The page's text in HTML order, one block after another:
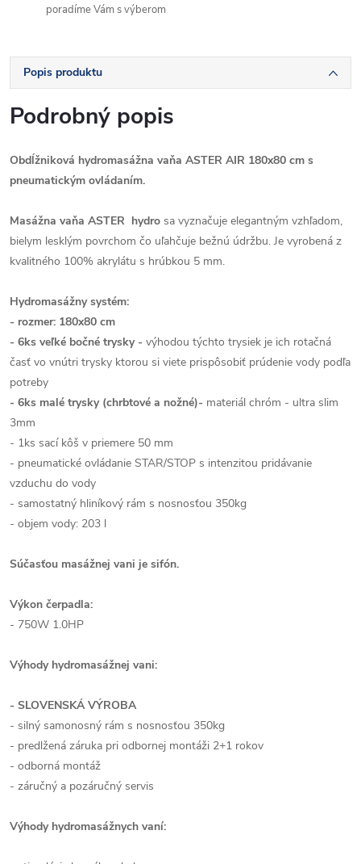
poradíme Vám s výberom
Popis produktu
Podrobný popis
Obdĺžniková hydromasážna vaňa ASTER AIR 180x80 cm s
pneumatickým ovládaním.
Masážna vaňa ASTER hydro sa vyznačuje elegantným vzhľadom,
bielym lesklým povrchom čo uľahčuje bežnú údržbu. Je vyrobená z
kvalitného 100% akrylátu s hrúbkou 5 mm.
Hydromasážny systém:
- rozmer: 180x80 cm
- 6ks veľké bočné trysky - výhodou týchto trysiek je ich rotačná
časť vo vnútri trysky ktorou si viete prispôsobiť prúdenie vody podľa
potreby
- 6ks malé trysky (chrbtové a nožné)- materiál chróm - ultra slim
3mm
- 1ks sací kôš v priemere 50 mm
- pneumatické ovládanie STAR/STOP s intenzitou pridávanie
vzduchu do vody
- samostatný hliníkový rám s nosnosťou 350kg
- objem vody: 203 l
Súčasťou masážnej vani je sifón.
Výkon čerpadla:
- 750W 1.0HP
Výhody hydromasážnej vani:
- SLOVENSKÁ VÝROBA
- silný samonosný rám s nosnosťou 350kg
- predlžená záruka pri odbornej montáži 2+1 rokov
- odborná montáž
- záručný a pozáručný servis
Výhody hydromasážnych vaní: